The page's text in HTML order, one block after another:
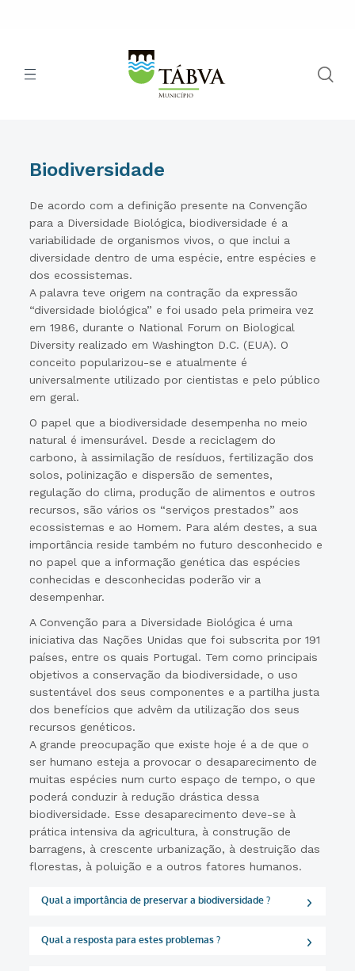
Biodiversidade
De acordo com a definição presente na Convenção
para a Diversidade Biológica, biodiversidade é a
variabilidade de organismos vivos, o que inclui a
diversidade dentro de uma espécie, entre espécies e
dos ecossistemas.
A palavra teve origem na contração da expressão
“diversidade biológica” e foi usado pela primeira vez
em 1986, durante o National Forum on Biological
Diversity realizado em Washington D.C. (EUA). O
conceito popularizou-se e atualmente é
universalmente utilizado por cientistas e pelo público
em geral.
O papel que a biodiversidade desempenha no meio
natural é imensurável. Desde a reciclagem do
carbono, à assimilação de resíduos, fertilização dos
solos, polinização e dispersão de sementes,
regulação do clima, produção de alimentos e outros
recursos, são vários os “serviços prestados” aos
ecossistemas e ao Homem. Para além destes, a sua
importância reside também no futuro desconhecido e
no papel que a informação genética das espécies
conhecidas e desconhecidas poderão vir a
desempenhar.
A Convenção para a Diversidade Biológica é uma
iniciativa das Nações Unidas que foi subscrita por 191
países, entre os quais Portugal. Tem como principais
objetivos a conservação da biodiversidade, o uso
sustentável dos seus componentes e a partilha justa
dos benefícios que advêm da utilização dos seus
recursos genéticos.
A grande preocupação que existe hoje é a de que o
ser humano esteja a provocar o desaparecimento de
muitas espécies num curto espaço de tempo, o que
poderá conduzir à redução drástica dessa
biodiversidade. Esse desaparecimento deve-se à
prática intensiva da agricultura, à construção de
barragens, à crescente urbanização, à destruição das
florestas, à poluição e a outros fatores humanos.
Qual a importância de preservar a biodiversidade ?
Qual a resposta para estes problemas ?